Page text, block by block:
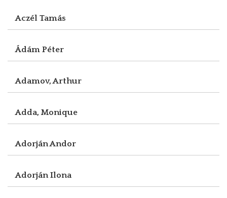
Aczél Tamás
Ádám Péter
Adamov, Arthur
Adda, Monique
Adorján Andor
Adorján Ilona